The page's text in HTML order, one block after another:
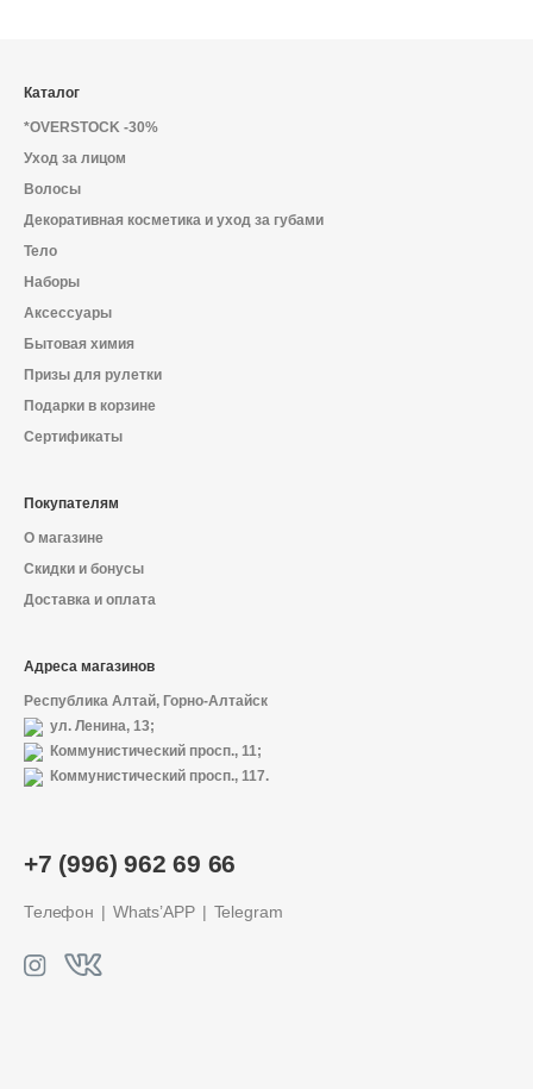
Политика конфиденциальности
+7 (996) 962 69 66
Телефон Whats’APP Telegram
Каталог
*OVERSTOCK -30%
Уход за лицом
Волосы
Декоративная косметика и уход за губами
Тело
Наборы
Аксессуары
Бытовая химия
Призы для рулетки
Подарки в корзине
Сертификаты
Покупателям
О магазине
Скидки и бонусы
Доставка и оплата
Адреса магазинов
Республика Алтай, Горно-Алтайск
ул. Ленина, 13;
Коммунистический просп., 11;
Коммунистический просп., 117.